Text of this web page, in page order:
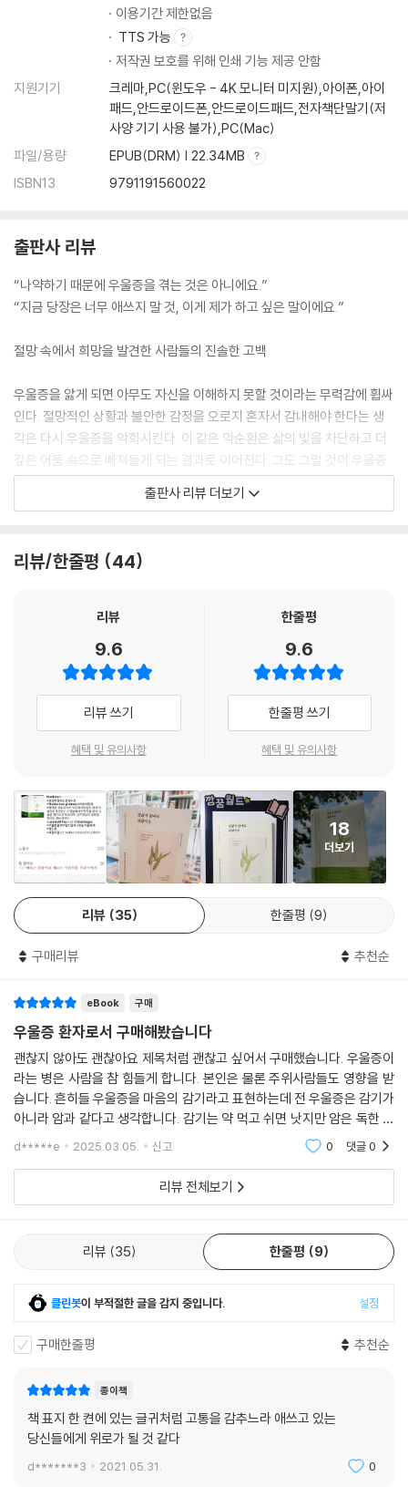
· 완전히 회복될 수 없다는 사실을 인정하는 것이 도움 될 거예요.
· 당신도 어서 치유의 첫걸음을 내디딜 수 있기를 바라요.
· 숨 쉬기만 해도 느껴지는 아픔은 언젠가 기억으로만 남게 될 거예요.
· 당신도 알다시피, 우리는 그저 아픈 거예요.
· 평생의 크리스마스가 한꺼번에 찾아온 기분이었어요.
· 인생에는 제어할 수 없는, 그래서 죄책감을 느낄 필요도 없는 일이 있어
요.
· 이룰 수 있는 목표를 정하고 과정을 작은 단계로 나누어 진행하면 돼요.
· 당신의 건강과 안녕을 최우선으로 두세요.
· 절대 끝날 것 같지 않은 어둠의 터널에도 끝은 있어요.
· ‘치유의 편지’를 시작하게 된 이유
이용기간 제한없음
TTS 가능
저작권 보호를 위해 인쇄 기능 제공 안함
지원기기
크레마,PC(윈도우 - 4K 모니터 미지원),아이폰,아이
패드,안드로이드폰,안드로이드패드,전자책단말기(저
사양 기기 사용 불가),PC(Mac)
파일/용량
EPUB(DRM) | 22.34MB
ISBN13
9791191560022
출판사 리뷰
“나약하기 때문에 우울증을 겪는 것은 아니에요.”
“지금 당장은 너무 애쓰지 말 것, 이게 제가 하고 싶은 말이에요.”
절망 속에서 희망을 발견한 사람들의 진솔한 고백
우울증을 앓게 되면 아무도 자신을 이해하지 못할 것이라는 무력감에 휩싸
인다. 절망적인 상황과 불안한 감정을 오로지 혼자서 감내해야 한다는 생
각은 다시 우울증을 악화시킨다. 이 같은 악순환은 삶의 빛을 차단하고 더
깊은 어둠 속으로 빠져들게 되는 결과로 이어진다. 그도 그럴 것이 우울증
은 사람마다 다르게 드러나기 때문에, 혼자가 아니라는 생각을 떠올리기가
어렵다. 하지만 이토록 부정적인 생각은 우울증이 속삭이는 거짓말에 불과
내밀어 줄 사람과 도움이 되는 일이 많다고 말해준다. 뿐만 아니라 분명히
기를 담담하게 풀어내고, 자신의 질병을 솔직하게 담아내고, 무겁고도 어
두운 마음을 조심스레 표현하고 있다. 또 우울증에서 벗어나는 여정을 세
세하게 묘사하고, 나아지는 데 도움이 되는 구체적인 방법을 권유하거나,
치유될 수 있다는 위안을 전하기도 한다. 각기 다른 경험과 기록은 각기 다
른 방법으로, 누구인지 알 수 없는 수신인을 향해 진심 어린 용기와 응원을
게 된다.
“자신을 망가뜨리는 행동은 그만두고 치유하는 데 전념하기로 해요.” “당
신의 마음을 우리가 알아요.” “폭풍우가 지나가길 기다리지만 말고 빗속에
서도 춤추는 법을 배워야 해요.” “치유에 대한 압박감을 조금씩 내려놓기
로 했어요.” “우울증과 함께 살아가는 법과 우울증을 관리하는 법을 배우
고 있어요.” “당신도 알다시피, 우리는 그저 아픈 거예요.” “절대 끝날 것
잡아주는 이 메시지들이 당신에게 가닿길 바란다.
출판사 리뷰 더보기
리뷰/한줄평 44
리뷰
9.6
리뷰 쓰기
혜택 및 유의사항
한줄평
9.6
한줄평 쓰기
혜택 및 유의사항
18
더보기
리뷰 35 한줄평 9
구매리뷰 추천순
eBook 구매
우울증 환자로서 구매해봤습니다
괜찮지 않아도 괜찮아요 제목처럼 괜찮고 싶어서 구매했습니다. 우울증이
라는 병은 사람을 참 힘들게 합니다. 본인은 물론 주위사람들도 영향을 받
습니다. 흔히들 우울증을 마음의 감기라고 표현하는데 전 우울증은 감기가
아니라 암과 같다고 생각합니다. 감기는 약 먹고 쉬면 낫지만 암은 독한 항
암치료를 몇차례 반복해야 합니다. 이처럼 우울증은 완치되기도 어렵고 그
d*****e 2025.03.05. 신고 0 댓글0
리뷰 전체보기
리뷰 35 한줄평 9
클린봇이 부적절한 글을 감지 중입니다. 설정
구매한줄평 추천순
종이책
책 표지 한 켠에 있는 글귀처럼 고통을 감추느라 애쓰고 있는
당신들에게 위로가 될 것 같다
d*******3 2021.05.31. 0